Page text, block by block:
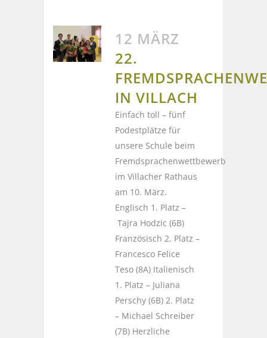
12 MÄRZ
22.
IN VILLACH
Einfach toll – fünf
Podestplätze für
unsere Schule beim
Fremdsprachenwettbewerb
im Villacher Rathaus
am 10. März.
Englisch 1. Platz –
Tajra Hodzic (6B)
Französisch 2. Platz –
Francesco Felice
Teso (8A) Italienisch
1. Platz – Juliana
Perschy (6B) 2. Platz
– Michael Schreiber
(7B) Herzliche